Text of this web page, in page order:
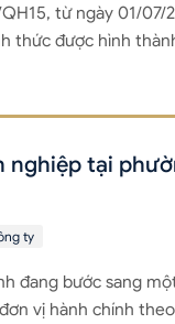
từ ngày 01/07/
thức được hình
nghiệp tại
ty
đang bước sang
vị hành chính